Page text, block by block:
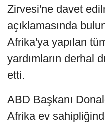
Zirvesi'ne davet
açıklamasında
Afrika'ya yapılan
yardımların derhal
etti.
ABD Başkanı
Afrika ev